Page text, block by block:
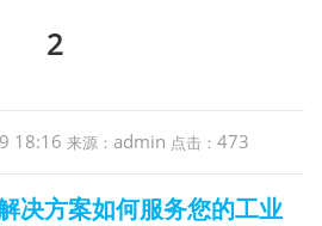
2
18:16 来源： admin 点击： 473
决方案如何服务您的工业